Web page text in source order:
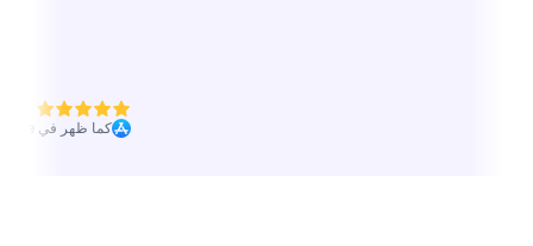
كما ظهر في App Store